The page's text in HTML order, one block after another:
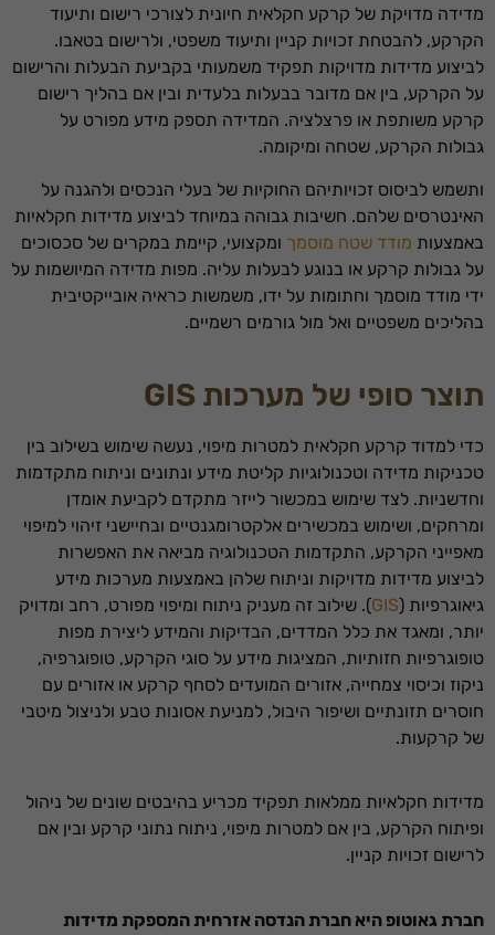
מדידה מדויקת של קרקע חקלאית חיונית לצורכי רישום ותיעוד
הקרקע, להבטחת זכויות קניין ותיעוד משפטי, ולרישום בטאבו.
לביצוע מדידות מדויקות תפקיד משמעותי בקביעת הבעלות והרישום
על הקרקע, בין אם מדובר בבעלות בלעדית ובין אם בהליך רישום
קרקע משותפת או פרצלציה. המדידה תספק מידע מפורט על
גבולות הקרקע, שטחה ומיקומה.
ותשמש לביסוס זכויותיהם החוקיות של בעלי הנכסים ולהגנה על
האינטרסים שלהם. חשיבות גבוהה במיוחד לביצוע מדידות חקלאיות
באמצעות מודד שטח מוסמך ומקצועי, קיימת במקרים של סכסוכים
על גבולות קרקע או בנוגע לבעלות עליה. מפות מדידה המיושמות על
ידי מודד מוסמך וחתומות על ידו, משמשות כראיה אובייקטיבית
בהליכים משפטיים ואל מול גורמים רשמיים.
תוצר סופי של מערכות GIS
כדי למדוד קרקע חקלאית למטרות מיפוי, נעשה שימוש בשילוב בין
טכניקות מדידה וטכנולוגיות קליטת מידע ונתונים וניתוח מתקדמות
וחדשניות. לצד שימוש במכשור לייזר מתקדם לקביעת אומדן
ומרחקים, ושימוש במכשירים אלקטרומגנטיים ובחיישני זיהוי למיפוי
מאפייני הקרקע, התקדמות הטכנולוגיה מביאה את האפשרות
לביצוע מדידות מדויקות וניתוח שלהן באמצעות מערכות מידע
גיאוגרפיות (GIS). שילוב זה מעניק ניתוח ומיפוי מפורט, רחב ומדויק
יותר, ומאגד את כלל המדדים, הבדיקות והמידע ליצירת מפות
טופוגרפיות חזותיות, המציגות מידע על סוגי הקרקע, טופוגרפיה,
ניקוז וכיסוי צמחייה, אזורים המועדים לסחף קרקע או אזורים עם
חוסרים תזונתיים ושיפור היבול, למניעת אסונות טבע ולניצול מיטבי
של קרקעות.
מדידות חקלאיות ממלאות תפקיד מכריע בהיבטים שונים של ניהול
ופיתוח הקרקע, בין אם למטרות מיפוי, ניתוח נתוני קרקע ובין אם
לרישום זכויות קניין.
חברת גאוטופ היא חברת הנדסה אזרחית המספקת מדידות